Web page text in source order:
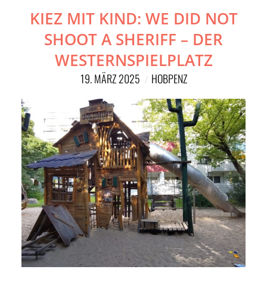
ÜBER UNS
RUBRIKEN
NETZWERK
KONTAKT
KIEZ MIT KIND: WE DID NOT
SHOOT A SHERIFF – DER
WESTERNSPIELPLATZ
19. MÄRZ 2025 HOBPENZ